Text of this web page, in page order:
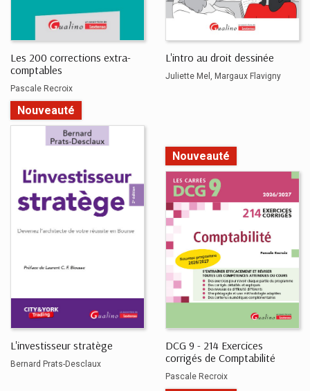
Les 200 corrections extra-
comptables
Pascale Recroix
L'intro au droit dessinée
Juliette Mel Margaux Flavigny
L'investisseur stratège
Bernard Prats-Desclaux
Nouveauté
DCG 9 - 214 Exercices
corrigés de Comptabilité
Pascale Recroix
Nouveauté